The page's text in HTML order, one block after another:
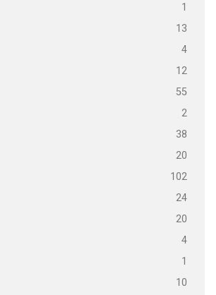
1
13
4
12
55
2
38
20
102
24
20
4
1
10